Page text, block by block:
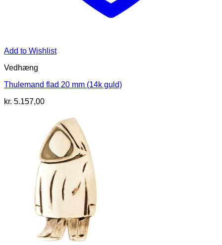
Add to Wishlist
Vedhæng
Thulemand flad 20 mm (14k guld)
kr. 5.157,00